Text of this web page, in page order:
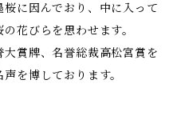
に因んでおり、中に入って
花びらを思わせます。
賞牌、名誉総裁高松宮賞を
を博しております。